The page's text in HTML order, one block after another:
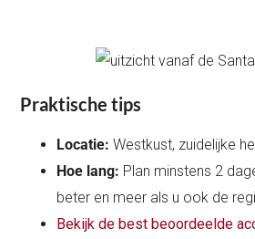
Praktische tips
Locatie:Westkust, zuidelijke
Hoe lang: Plan minstens 2
beter en meer als u ook de
Bekijk de best beoordeelde